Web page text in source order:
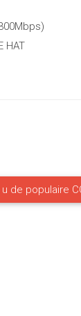
HAT
u de populaire